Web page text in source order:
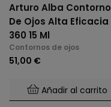
Arturo Alba Contorno
De Ojos Alta Eficacia
360 15 Ml
Contornos de ojos
51,00 €
Añadir al carrito